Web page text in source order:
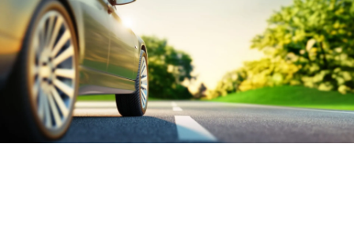
Bestel voordelig banden online
Gratis bezorgd of montage bij jou in de buurt
Seizoen:
Merken: